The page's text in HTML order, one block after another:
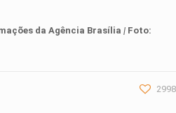
d a Agência Brasília | Foto:
2998